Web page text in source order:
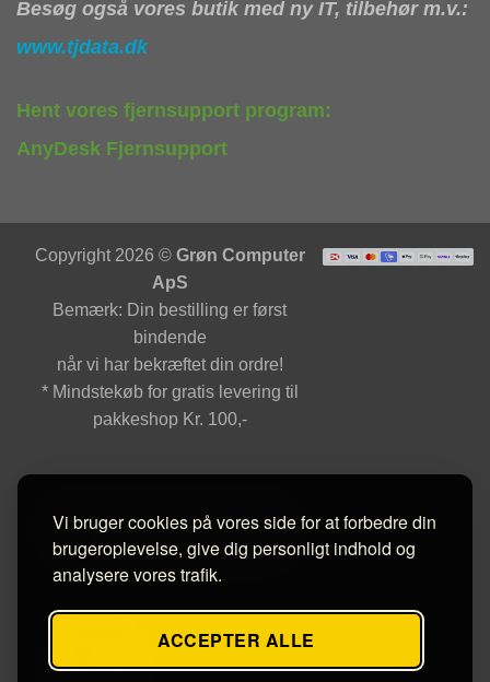
Vi bruger cookies på vores side for at forbedre din
brugeroplevelse, give dig personligt indhold og
analysere vores trafik.
ACCEPTER ALLE
Besøg også vores butik med ny IT, tilbehør m.v.:
www.tjdata.dk
Hent vores fjernsupport program:
AnyDesk Fjernsupport
Copyright 2026 © Grøn Computer
ApS
Bemærk: Din bestilling er først
bindende
når vi har bekræftet din ordre!
* Mindstekøb for gratis levering til
pakkeshop Kr. 100,-